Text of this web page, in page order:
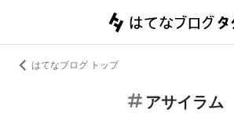
はてなブログ トップ
アサイラム